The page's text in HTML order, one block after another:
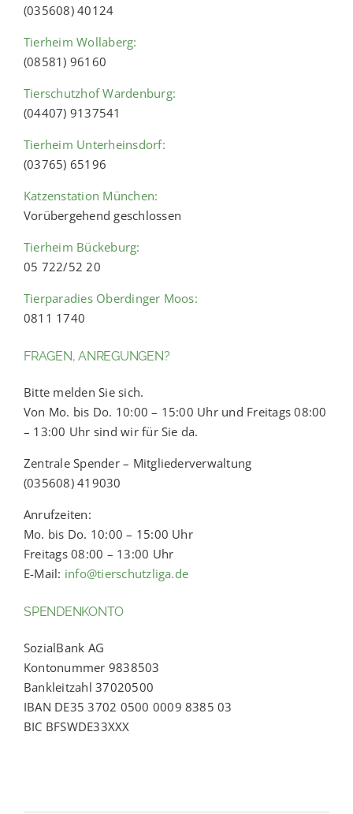
(035608) 40124
Tierheim Wollaberg:
(08581) 96160
Tierschutzhof Wardenburg:
(04407) 9137541
Tierheim Unterheinsdorf:
(03765) 65196
Katzenstation München:
Vorübergehend geschlossen
Tierheim Bückeburg:
05 722/52 20
Tierparadies Oberdinger Moos:
0811 1740
FRAGEN, ANREGUNGEN?
Bitte melden Sie sich.
Von Mo. bis Do. 10:00 – 15:00 Uhr und Freitags 08:00
– 13:00 Uhr sind wir für Sie da.
Zentrale Spender – Mitgliederverwaltung
(035608) 419030
Anrufzeiten:
Mo. bis Do. 10:00 – 15:00 Uhr
Freitags 08:00 – 13:00 Uhr
E-Mail: info@tierschutzliga.de
SPENDENKONTO
SozialBank AG
Kontonummer 9838503
Bankleitzahl 37020500
IBAN DE35 3702 0500 0009 8385 03
BIC BFSWDE33XXX